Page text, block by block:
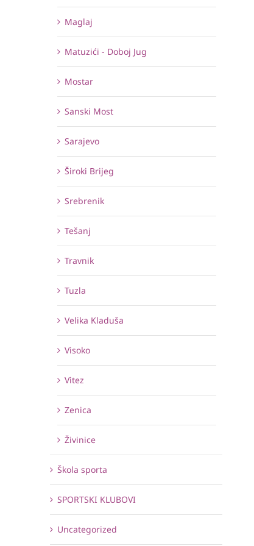
Maglaj
Matuzići - Doboj Jug
Mostar
Sanski Most
Sarajevo
Široki Brijeg
Srebrenik
Tešanj
Travnik
Tuzla
Velika Kladuša
Visoko
Vitez
Zenica
Živinice
Škola sporta
SPORTSKI KLUBOVI
Uncategorized